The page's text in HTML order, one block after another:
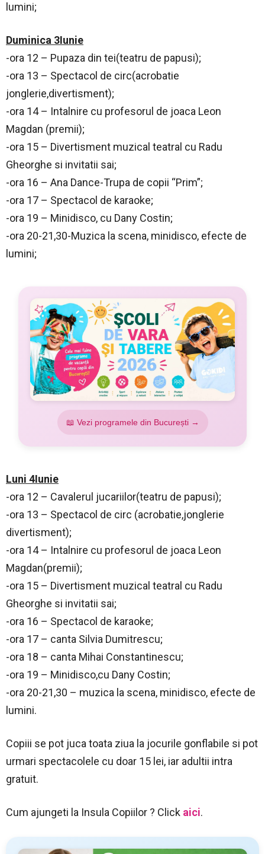
lumini;
Duminica 3Iunie
-ora 12 – Pupaza din tei(teatru de papusi);
-ora 13 – Spectacol de circ(acrobatie
jonglerie,divertisment);
-ora 14 – Intalnire cu profesorul de joaca Leon
Magdan (premii);
-ora 15 – Divertisment muzical teatral cu Radu
Gheorghe si invitatii sai;
-ora 16 – Ana Dance-Trupa de copii “Prim”;
-ora 17 – Spectacol de karaoke;
-ora 19 – Minidisco, cu Dany Costin;
-ora 20-21,30-Muzica la scena, minidisco, efecte de
lumini;
📖 Vezi programele din București →
Luni 4Iunie
-ora 12 – Cavalerul jucariilor(teatru de papusi);
-ora 13 – Spectacol de circ (acrobatie,jonglerie
divertisment);
-ora 14 – Intalnire cu profesorul de joaca Leon
Magdan(premii);
-ora 15 – Divertisment muzical teatral cu Radu
Gheorghe si invitatii sai;
-ora 16 – Spectacol de karaoke;
-ora 17 – canta Silvia Dumitrescu;
-ora 18 – canta Mihai Constantinescu;
-ora 19 – Minidisco,cu Dany Costin;
-ora 20-21,30 – muzica la scena, minidisco, efecte de
lumini.
Copiii se pot juca toata ziua la jocurile gonflabile si pot
urmari spectacolele cu doar 15 lei, iar adultii intra
gratuit.
Cum ajungeti la Insula Copiilor ? Click aici.